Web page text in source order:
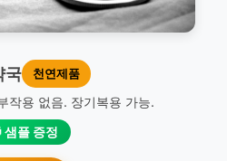
국 천연제품
작용 없음. 장기복용 가능.
샘플 증정